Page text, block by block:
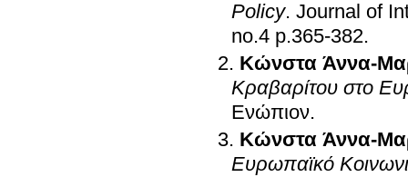
Policy. Journal of
no.4 p.365-382.
Κώνστα Άννα-
Κραβαρίτου στο
Ενώπιον.
Κώνστα Άννα-
Ευρωπαϊκό